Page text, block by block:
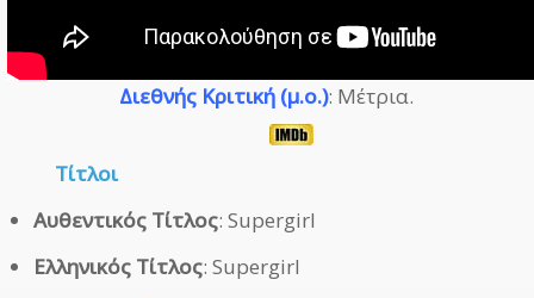
Διεθνής Κριτική (μ.ο.): Μέτρια.
Τίτλοι
Αυθεντικός Τίτλος: Supergirl
Ελληνικός Τίτλος: Supergirl